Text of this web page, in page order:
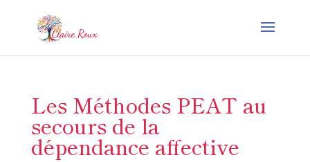
Les Méthodes PEAT au
secours de la
dépendance affective